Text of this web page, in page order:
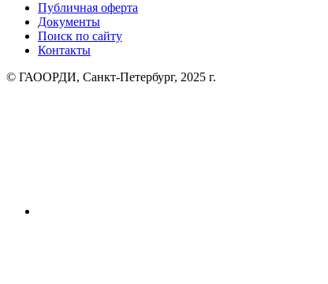
Публичная оферта
Документы
Поиск по сайту
Контакты
© ГАООРДИ, Санкт-Петербург, 2025 г.